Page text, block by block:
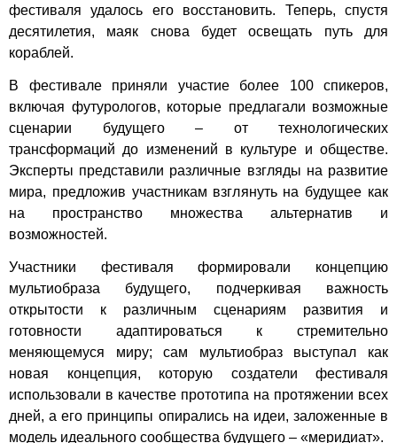
фестиваля удалось его восстановить. Теперь, спустя
десятилетия, маяк снова будет освещать путь для
кораблей.
В фестивале приняли участие более 100 спикеров,
включая футурологов, которые предлагали возможные
сценарии будущего – от технологических
трансформаций до изменений в культуре и обществе.
Эксперты представили различные взгляды на развитие
мира, предложив участникам взглянуть на будущее как
на пространство множества альтернатив и
возможностей.
Участники фестиваля формировали концепцию
мультиобраза будущего, подчеркивая важность
открытости к различным сценариям развития и
готовности адаптироваться к стремительно
меняющемуся миру; сам мультиобраз выступал как
новая концепция, которую создатели фестиваля
использовали в качестве прототипа на протяжении всех
дней, а его принципы опирались на идеи, заложенные в
модель идеального сообщества будущего – «меридиат».